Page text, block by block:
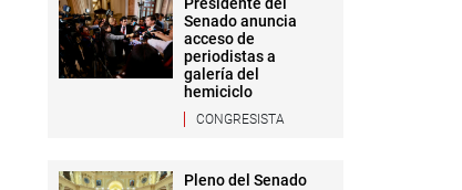
Senado anuncia
acceso de
periodistas a
galería del
hemiciclo
CONGRESISTA
Pleno del Senado